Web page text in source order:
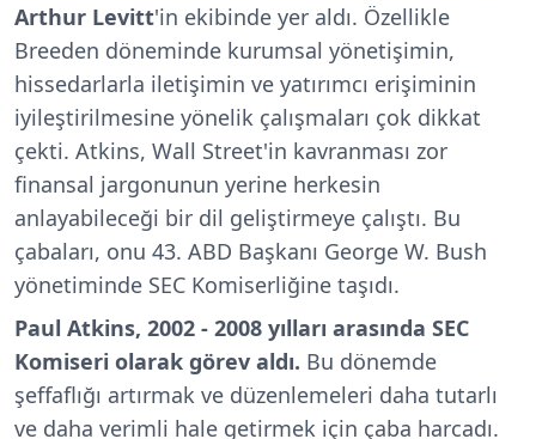
Arthur Levitt'in ekibinde yer aldı. Özellikle
Breeden döneminde kurumsal yönetişimin,
hissedarlarla iletişimin ve yatırımcı erişiminin
iyileştirilmesine yönelik çalışmaları çok dikkat
çekti. Atkins, Wall Street'in kavranması zor
finansal jargonunun yerine herkesin
anlayabileceği bir dil geliştirmeye çalıştı. Bu
çabaları, onu 43. ABD Başkanı George W. Bush
yönetiminde SEC Komiserliğine taşıdı.
Paul Atkins, 2002 - 2008 yılları arasında SEC
Komiseri olarak görev aldı. Bu dönemde
şeffaflığı artırmak ve düzenlemeleri daha tutarlı
ve daha verimli hale getirmek için çaba harcadı.